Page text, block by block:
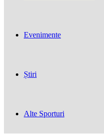
Evenimente
Știri
Alte Sporturi